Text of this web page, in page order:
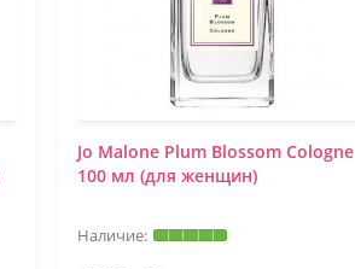
Jo Malone Plum Blossom Cologne
100 мл (для женщин)